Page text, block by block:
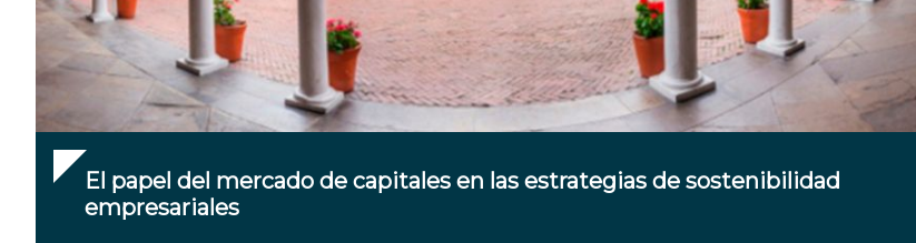
El papel del mercado de capitales en las estrategias de sostenibilidad
empresariales